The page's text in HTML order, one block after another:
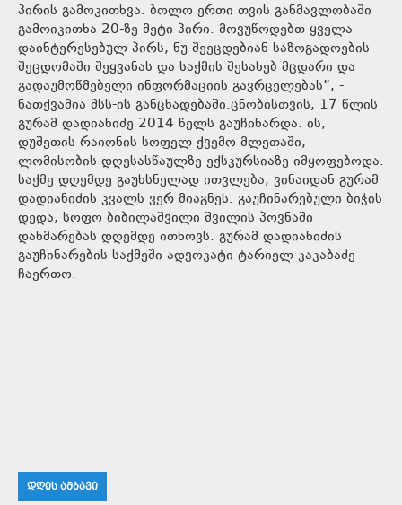
პირის გამოკითხვა. ბოლო ერთი თვის განმავლობაში
გამოიკითხა 20-ზე მეტი პირი. მოვუწოდებთ ყველა
დაინტერესებულ პირს, ნუ შეეცდებიან საზოგადოების
შეცდომაში შეყვანას და საქმის შესახებ მცდარი და
გადაუმოწმებელი ინფორმაციის გავრცელებას”, -
ნათქვამია შსს-ის განცხადებაში.ცნობისთვის, 17 წლის
გურამ დადიანიძე 2014 წელს გაუჩინარდა. ის,
დუშეთის რაიონის სოფელ ქვემო მლეთაში,
ლომისობის დღესასწაულზე ექსკურსიაზე იმყოფებოდა.
საქმე დღემდე გაუხსნელად ითვლება, ვინაიდან გურამ
დადიანიძის კვალს ვერ მიაგნეს. გაუჩინარებული ბიჭის
დედა, სოფო ბიბილაშვილი შვილის პოვნაში
დახმარებას დღემდე ითხოვს. გურამ დადიანიძის
გაუჩინარების საქმეში ადვოკატი ტარიელ კაკაბაძე
ჩაერთო.
ᲓᲦᲘᲡ ᲐᲛᲑᲐᲕᲘ